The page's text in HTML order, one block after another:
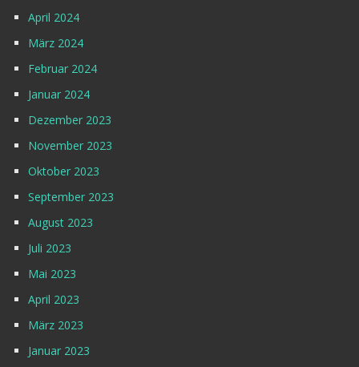
April 2024
März 2024
Februar 2024
Januar 2024
Dezember 2023
November 2023
Oktober 2023
September 2023
August 2023
Juli 2023
Mai 2023
April 2023
März 2023
Januar 2023